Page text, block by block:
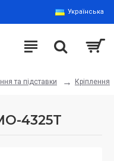
Українська
та підставки Кріплення
4325T